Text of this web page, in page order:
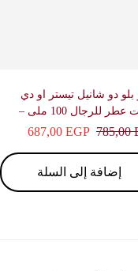
دو شانيل تيستر او دي
تواليت عطر للرجال 100 ملى –
687,00EGP
إضافة إلى السلة